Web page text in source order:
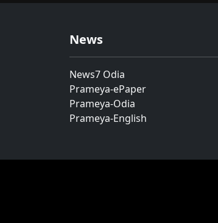
News
News7 Odia
Prameya-ePaper
Prameya-Odia
Prameya-English